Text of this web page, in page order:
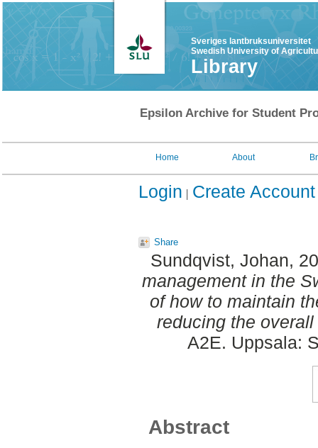
Sveriges lantbruksuniversitet
Swedish University of
Library
Epsilon Archive for Student
Home About
Login Create Account
Share
Sundqvist, Johan,
management in the
of how to maintain
reducing the
A2E. Uppsala:
Abstract